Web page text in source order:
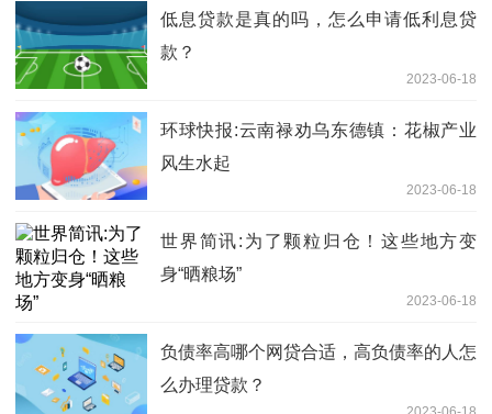
低息贷款是真的吗，怎么申请低利息贷
款？
2023-06-18
环球快报:云南禄劝乌东德镇：花椒产业
风生水起
2023-06-18
世界简讯:为了颗粒归仓！这些地方变
身“晒粮场”
2023-06-18
负债率高哪个网贷合适，高负债率的人怎
么办理贷款？